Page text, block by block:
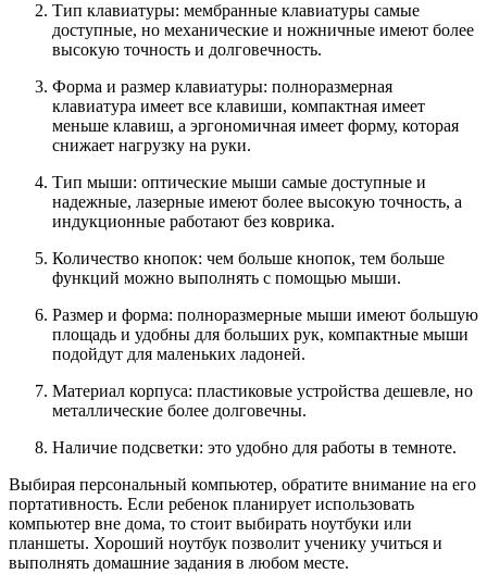
Тип клавиатуры: мембранные клавиатуры самые
доступные, но механические и ножничные имеют более
высокую точность и долговечность.
Форма и размер клавиатуры: полноразмерная
клавиатура имеет все клавиши, компактная имеет
меньше клавиш, а эргономичная имеет форму, которая
снижает нагрузку на руки.
Тип мыши: оптические мыши самые доступные и
надежные, лазерные имеют более высокую точность, а
индукционные работают без коврика.
Количество кнопок: чем больше кнопок, тем больше
функций можно выполнять с помощью мыши.
Размер и форма: полноразмерные мыши имеют большую
площадь и удобны для больших рук, компактные мыши
подойдут для маленьких ладоней.
Материал корпуса: пластиковые устройства дешевле, но
металлические более долговечны.
Наличие подсветки: это удобно для работы в темноте.
Выбирая персональный компьютер, обратите внимание на его
портативность. Если ребенок планирует использовать
компьютер вне дома, то стоит выбирать ноутбуки или
планшеты. Хороший ноутбук позволит ученику учиться и
выполнять домашние задания в любом месте.